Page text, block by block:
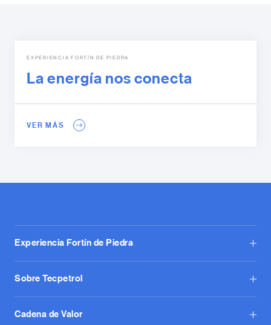
EXPERIENCIA FORTÍN DE PIEDRA
La energía nos conecta
VER MÁS
Experiencia Fortín de Piedra
Sobre Tecpetrol
Cadena de Valor